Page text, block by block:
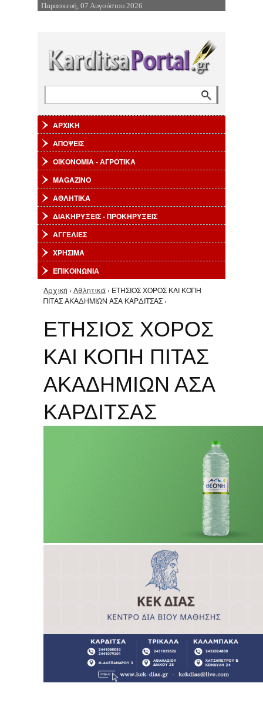
Επιστροφή στην Πλοήγηση
Παρασκευή, 07 Αυγούστου 2026
ΑΡΧΙΚΗ
ΑΠΟΨΕΙΣ
ΟΙΚΟΝΟΜΙΑ - ΑΓΡΟΤΙΚΑ
MAGAZINO
ΑΘΛΗΤΙΚΑ
ΔΙΑΚΗΡΥΞΕΙΣ - ΠΡΟΚΗΡΥΞΕΙΣ
ΑΓΓΕΛΙΕΣ
ΧΡΗΣΙΜΑ
ΕΠΙΚΟΙΝΩΝΙΑ
Είστε εδώ
Αρχική › Αθλητικά › ΕΤΗΣΙΟΣ ΧΟΡΟΣ ΚΑΙ ΚΟΠΗ
ΠΙΤΑΣ ΑΚΑΔΗΜΙΩΝ ΑΣΑ ΚΑΡΔΙΤΣΑΣ ›
ΕΤΗΣΙΟΣ ΧΟΡΟΣ
ΚΑΙ ΚΟΠΗ ΠΙΤΑΣ
ΑΚΑΔΗΜΙΩΝ ΑΣΑ
ΚΑΡΔΙΤΣΑΣ